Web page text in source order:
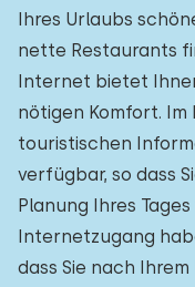
Ihres Urlaubs
nette Restaurants
Internet bietet
nötigen Komfort.
touristischen
verfügbar, so dass
Planung Ihres
Internetzugang
dass Sie nach